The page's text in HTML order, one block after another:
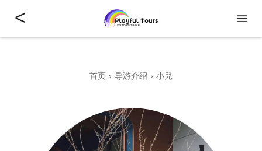
<
首页 导游介绍 小兒